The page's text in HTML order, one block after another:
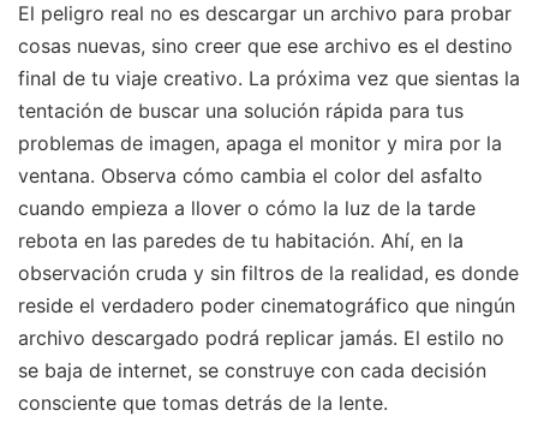
El peligro real no es descargar un archivo para probar
cosas nuevas, sino creer que ese archivo es el destino
final de tu viaje creativo. La próxima vez que sientas la
tentación de buscar una solución rápida para tus
problemas de imagen, apaga el monitor y mira por la
ventana. Observa cómo cambia el color del asfalto
cuando empieza a llover o cómo la luz de la tarde
rebota en las paredes de tu habitación. Ahí, en la
observación cruda y sin filtros de la realidad, es donde
reside el verdadero poder cinematográfico que ningún
archivo descargado podrá replicar jamás. El estilo no
se baja de internet, se construye con cada decisión
consciente que tomas detrás de la lente.